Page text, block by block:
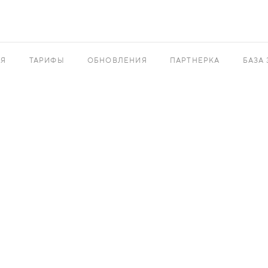
ТАРИФЫ ОБНОВЛЕНИЯ ПАРТНЕРКА БАЗА